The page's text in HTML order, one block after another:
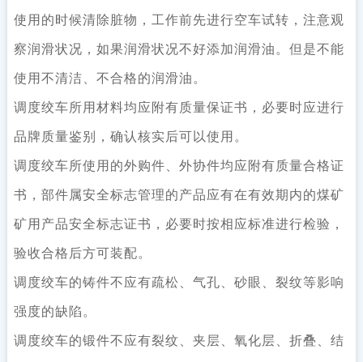
使用的时候清除脏物，工作前先进行空车试转，注意观
察润滑状况，如果润滑状况不好添加润滑油。但是不能
使用不清洁、不合格的润滑油。
调度绞车所用材料均应附有质量保证书，必要时应进行
品牌质量鉴别，确认核实后可以使用。
调度绞车所使用的外购件、外协件均应附有质量合格证
书，部件属安全标志管理的产品应有在有效期内的煤矿
矿用产品安全标志证书，必要时按相应标准进行检验，
验收合格后方可装配。
调度绞车的铸件不应有疏松、气孔、砂眼、裂纹等影响
强度的缺陷。
调度绞车的锻件不应有裂纹、夹层、氧化层、折叠、结